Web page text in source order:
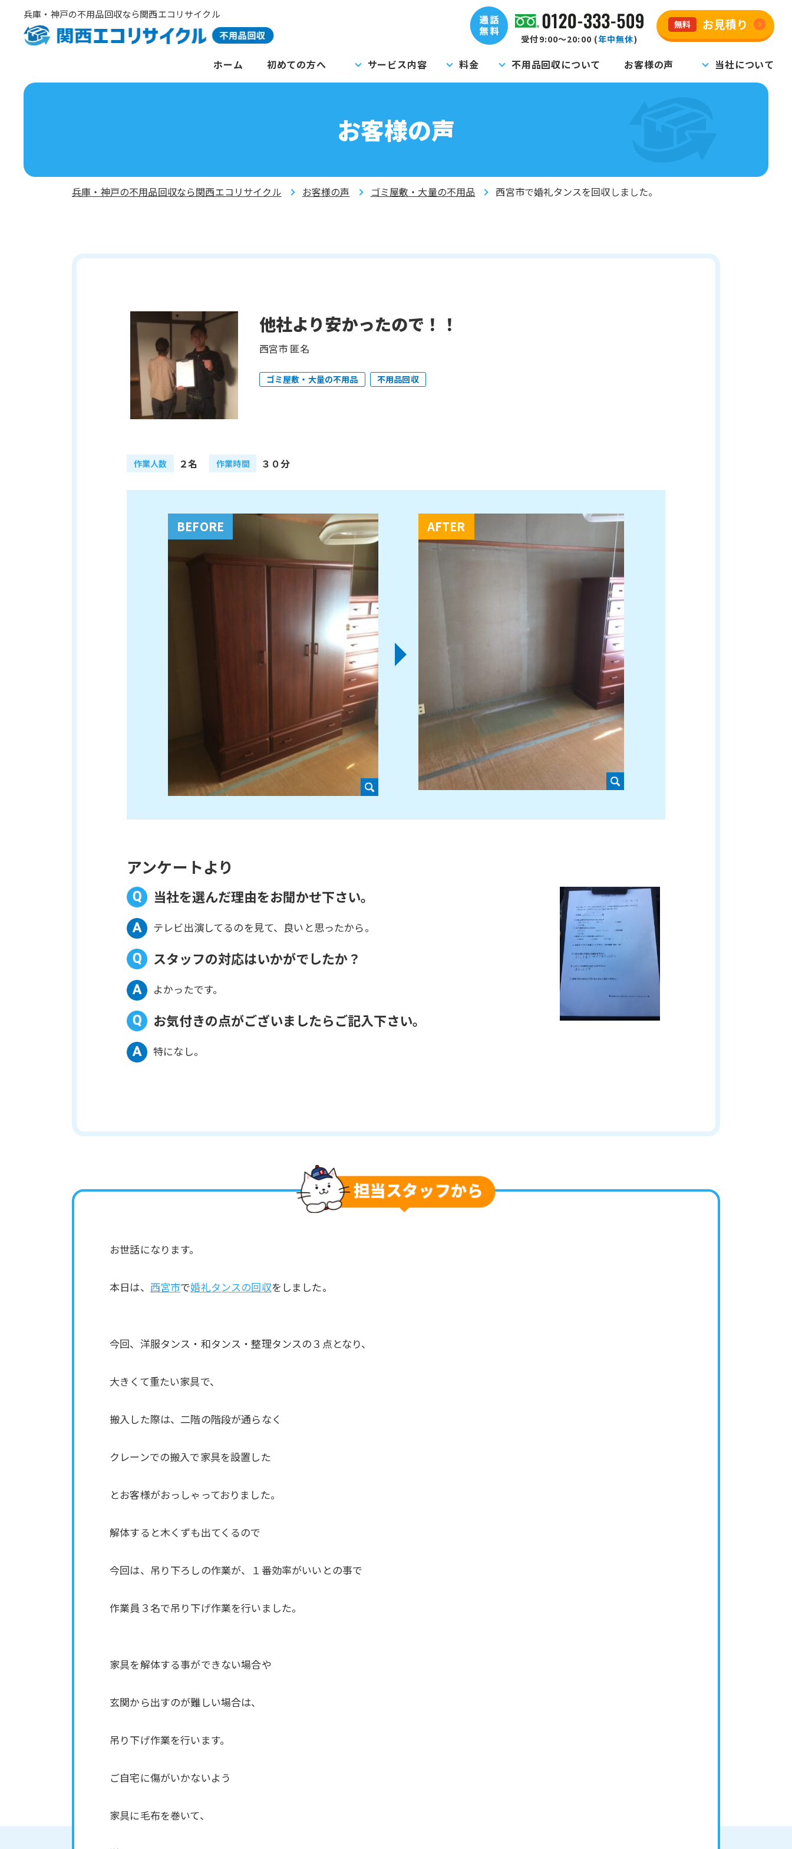
兵庫・神戸の不用品回収なら関西エコリサイクル
受付9:00～20:00 (年中無休)
無料 お見積り
ホーム 初めての方へ サービス内容 料金 不用品回収について お客様の声 当社について
お客様の声
兵庫・神戸の不用品回収なら関西エコリサイクル お客様の声 ゴミ屋敷・大量の不用品 西宮市で婚礼タンスを回収しました。
他社より安かったので！！
西宮市 匿名
ゴミ屋敷・大量の不用品 不用品回収
作業人数 ２名 作業時間 ３０分
アンケートより
当社を選んだ理由をお聞かせ下さい。
テレビ出演してるのを見て、良いと思ったから。
スタッフの対応はいかがでしたか？
よかったです。
お気付きの点がございましたらご記入下さい。
特になし。
お世話になります。
本日は、 西宮市で婚礼タンスの回収をしました。
今回、洋服タンス・和タンス・整理タンスの３点となり、
大きくて重たい家具で、
搬入した際は、二階の階段が通らなく
クレーンでの搬入で家具を設置した
とお客様がおっしゃっておりました。
解体すると木くずも出てくるので
今回は、吊り下ろしの作業が、１番効率がいいとの事で
作業員３名で吊り下げ作業を行いました。
家具を解体する事ができない場合や
玄関から出すのが難しい場合は、
吊り下げ作業を行います。
ご自宅に傷がいかないよう
家具に毛布を巻いて、